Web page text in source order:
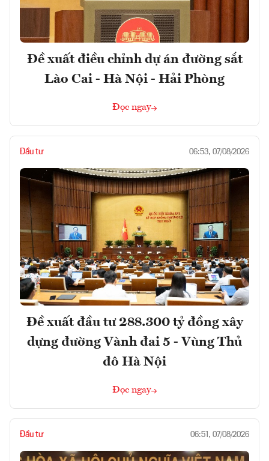
Đề xuất điều chỉnh dự án đường sắt
Lào Cai - Hà Nội - Hải Phòng
Đọc ngay
Đầu tư 06:53, 07/08/2026
Đề xuất đầu tư 288.300 tỷ đồng xây
dựng đường Vành đai 5 - Vùng Thủ
đô Hà Nội
Đọc ngay
Đầu tư 06:51, 07/08/2026